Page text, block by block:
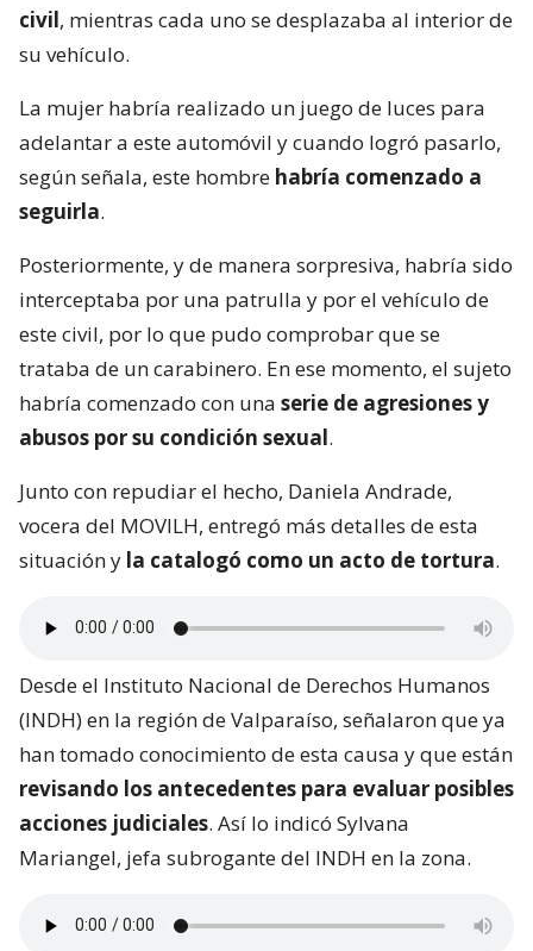
civil, mientras cada uno se desplazaba al interior de
su vehículo.
La mujer habría realizado un juego de luces para
adelantar a este automóvil y cuando logró pasarlo,
según señala, este hombre habría comenzado a
seguirla.
Posteriormente, y de manera sorpresiva, habría sido
interceptaba por una patrulla y por el vehículo de
este civil, por lo que pudo comprobar que se
trataba de un carabinero. En ese momento, el sujeto
habría comenzado con una serie de agresiones y
abusos por su condición sexual.
Junto con repudiar el hecho, Daniela Andrade,
vocera del MOVILH, entregó más detalles de esta
situación y la catalogó como un acto de tortura.
Desde el Instituto Nacional de Derechos Humanos
(INDH) en la región de Valparaíso, señalaron que ya
han tomado conocimiento de esta causa y que están
revisando los antecedentes para evaluar posibles
acciones judiciales. Así lo indicó Sylvana
Mariangel, jefa subrogante del INDH en la zona.